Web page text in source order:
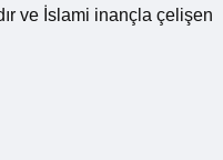
ve İslami inançla çelişen